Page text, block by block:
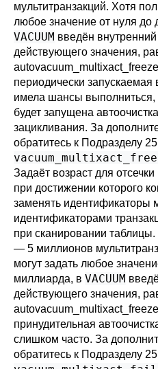
мультитранзакций. Хотя
любое значение от нуля до
VACUUM введён
действующего значения,
периодически
имела шансы
будет запущена
зацикливания. За
обратитесь к Подразделу
Задаёт возраст для
при достижении которого
заменять идентификаторы
идентификаторами
при сканировании
— 5 миллионов
могут задать любое
миллиарда, в VACUUM
действующего значения,
принудительная
слишком часто. За
обратитесь к Подразделу